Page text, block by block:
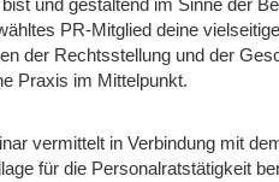
und gestaltend im Sinne der
PR-Mitglied deine
der Rechtsstellung und der
Praxis im Mittelpunkt.
vermittelt in Verbindung mit
für die Personalratstätigkeit